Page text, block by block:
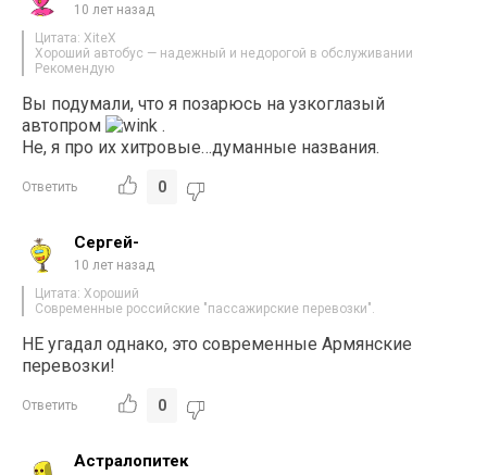
10 лет назад
Цитата: XiteX
Хороший автобус — надежный и недорогой в обслуживании
Рекомендую
Вы подумали, что я позарюсь на узкоглазый
автопром
.
Не, я про их хитровые…думанные названия.
Ответить 0
Сергей-
10 лет назад
Цитата: Хороший
Современные российские "пассажирские перевозки".
НЕ угадал однако, это современные Армянские
перевозки!
Ответить 0
Астралопитек